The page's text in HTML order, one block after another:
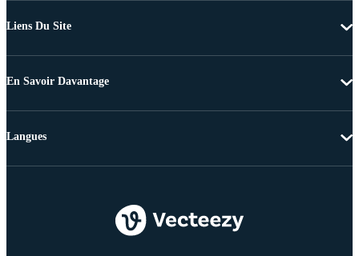
Liens Du Site
En Savoir Davantage
Langues